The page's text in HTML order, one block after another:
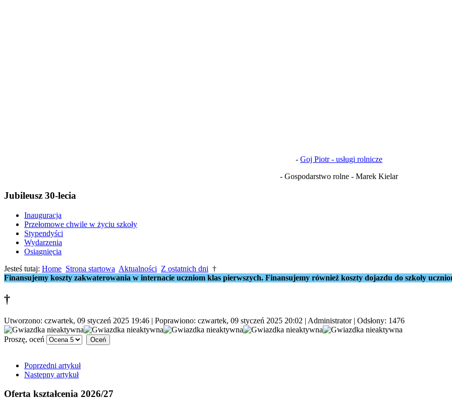
- Goj Piotr - usługi rolnicze
- Gospodarstwo rolne - Marek Kielar
Jubileusz 30-lecia
Inauguracja
Przełomowe chwile w życiu szkoły
Stypendyści
Wydarzenia
Osiągnięcia
Jesteś tutaj: Home Strona startowa Aktualności Z ostatnich dni †
Finansujemy koszty zakwaterowania w internacie uczniom klas pierwszych. Finansujemy również koszty dojazdu do szkoły
†
Utworzono: czwartek, 09 styczeń 2025 19:46 | Poprawiono: czwartek, 09 styczeń 2025 20:02 | Administrator| Odsłony: 1476
Proszę, oceń
Poprzedni artykuł
Następny artykuł
Oferta kształcenia 2026/27